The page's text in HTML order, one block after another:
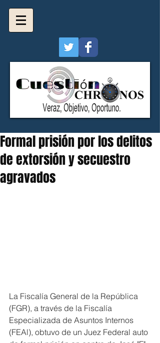
Formal prisión por los delitos
de extorsión y secuestro
agravados
La Fiscalía General de la República
(FGR), a través de la Fiscalía
Especializada de Asuntos Internos
(FEAl), obtuvo de un Juez Federal auto